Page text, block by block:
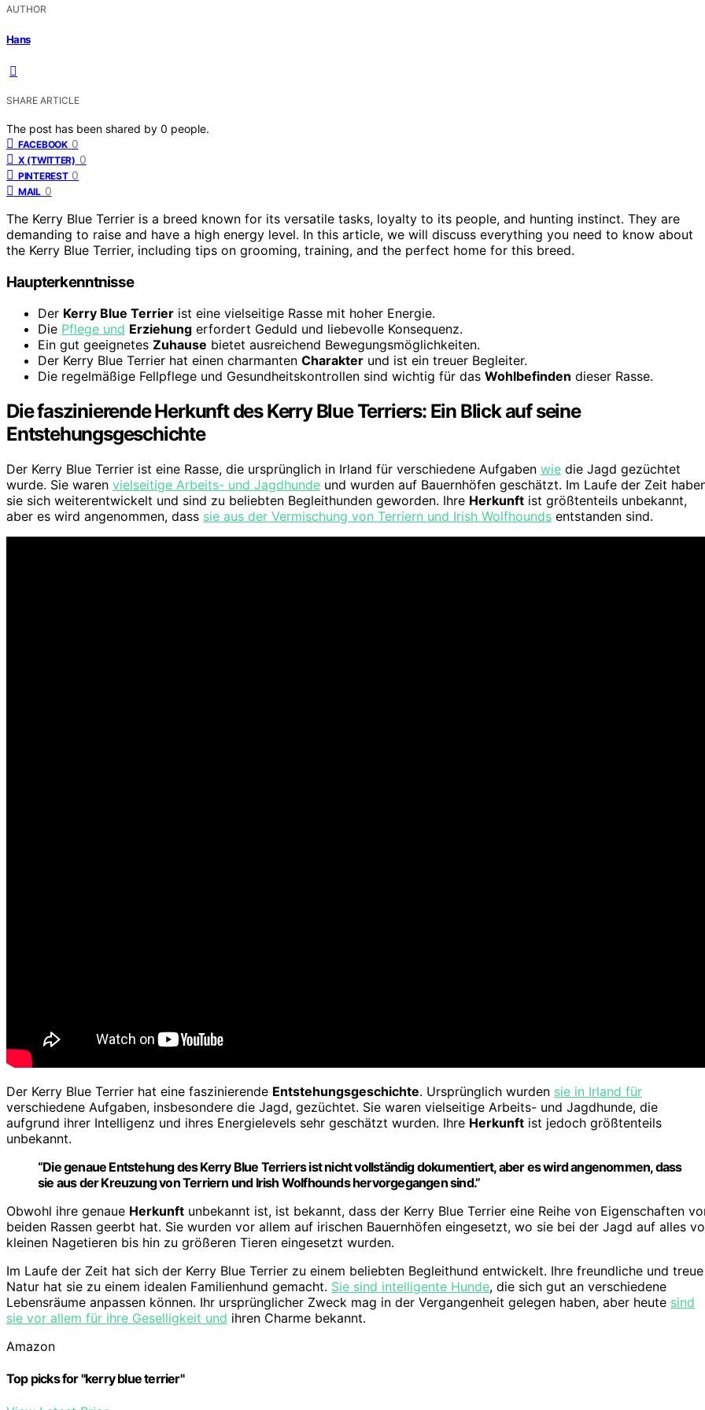
AUTHOR
Hans
SHARE ARTICLE
The post has been shared by 0 people.
FACEBOOK 0
X (TWITTER) 0
PINTEREST 0
MAIL 0
The Kerry Blue Terrier is a breed known for its versatile tasks, loyalty to its people, and hunting instinct. They are
demanding to raise and have a high energy level. In this article, we will discuss everything you need to know about
the Kerry Blue Terrier, including tips on grooming, training, and the perfect home for this breed.
Haupterkenntnisse
Der Kerry Blue Terrier ist eine vielseitige Rasse mit hoher Energie.
Die Pflege und Erziehung erfordert Geduld und liebevolle Konsequenz.
Ein gut geeignetes Zuhause bietet ausreichend Bewegungsmöglichkeiten.
Der Kerry Blue Terrier hat einen charmanten Charakter und ist ein treuer Begleiter.
Die regelmäßige Fellpflege und Gesundheitskontrollen sind wichtig für das Wohlbefinden dieser Rasse.
Die faszinierende Herkunft des Kerry Blue Terriers: Ein Blick auf seine
Entstehungsgeschichte
Der Kerry Blue Terrier ist eine Rasse, die ursprünglich in Irland für verschiedene Aufgaben wie die Jagd gezüchtet
wurde. Sie waren vielseitige Arbeits- und Jagdhunde und wurden auf Bauernhöfen geschätzt. Im Laufe der Zeit
sie sich weiterentwickelt und sind zu beliebten Begleithunden geworden. Ihre Herkunft ist größtenteils unbekannt,
aber es wird angenommen, dass sie aus der Vermischung von Terriern und Irish Wolfhounds entstanden sind.
Der Kerry Blue Terrier hat eine faszinierende Entstehungsgeschichte. Ursprünglich wurden sie in Irland für
verschiedene Aufgaben, insbesondere die Jagd, gezüchtet. Sie waren vielseitige Arbeits- und Jagdhunde, die
aufgrund ihrer Intelligenz und ihres Energielevels sehr geschätzt wurden. Ihre Herkunft ist jedoch größtenteils
unbekannt.
“Die genaue Entstehung des Kerry Blue Terriers ist nicht vollständig dokumentiert, aber es wird angenommen, dass
sie aus der Kreuzung von Terriern und Irish Wolfhounds hervorgegangen sind.”
Obwohl ihre genaue Herkunft unbekannt ist, ist bekannt, dass der Kerry Blue Terrier eine Reihe von Eigenschaften
beiden Rassen geerbt hat. Sie wurden vor allem auf irischen Bauernhöfen eingesetzt, wo sie bei der Jagd auf alles
kleinen Nagetieren bis hin zu größeren Tieren eingesetzt wurden.
Im Laufe der Zeit hat sich der Kerry Blue Terrier zu einem beliebten Begleithund entwickelt. Ihre freundliche und treue
Natur hat sie zu einem idealen Familienhund gemacht. Sie sind intelligente Hunde, die sich gut an verschiedene
Lebensräume anpassen können. Ihr ursprünglicher Zweck mag in der Vergangenheit gelegen haben, aber heute sind
sie vor allem für ihre Geselligkeit und ihren Charme bekannt.
Amazon
Top picks for "kerry blue terrier"